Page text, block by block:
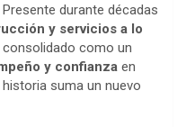
Presente durante décadas
y servicios a lo
consolidado como un
y confianza en
suma un nuevo